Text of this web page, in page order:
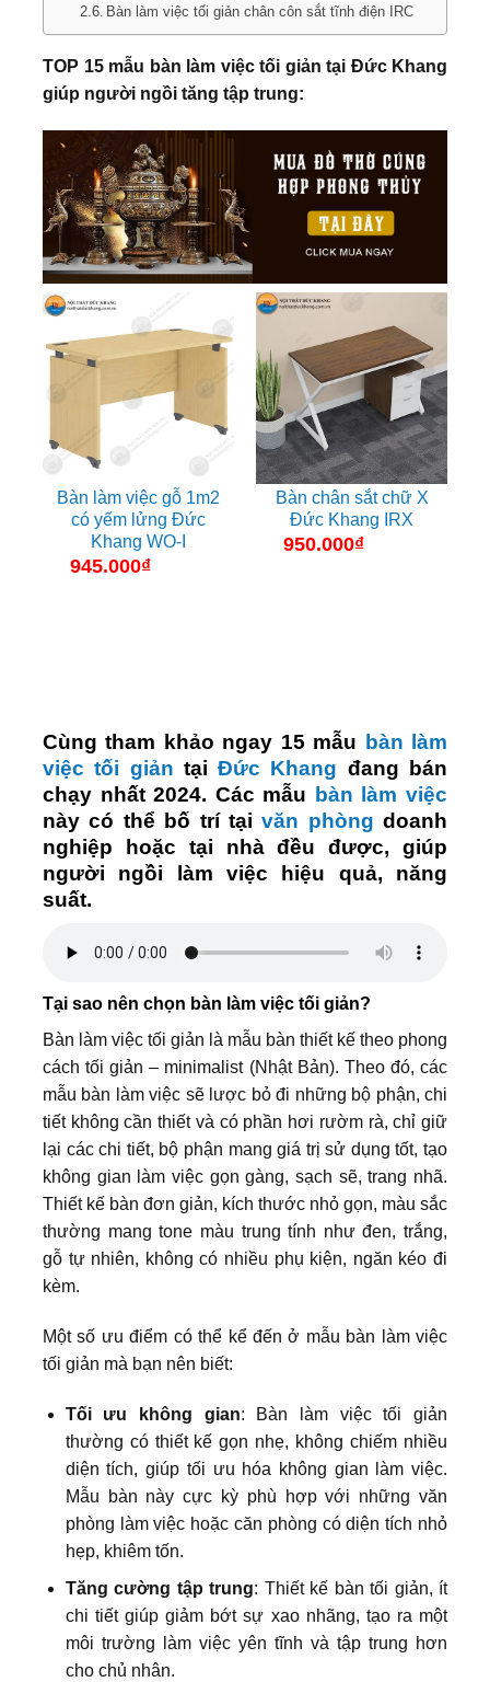
Bàn làm việc tối giản chân côn sắt tĩnh điện IRC
TOP 15 mẫu bàn làm việc tối giản tại Đức Khang
giúp người ngồi tăng tập trung:
Bàn làm việc gỗ 1m2
có yếm lửng Đức
Khang WO-I
945.000₫
Bàn chân sắt chữ X
Đức Khang IRX
950.000₫
Cùng tham khảo ngay 15 mẫu bàn làm
việc tối giản tạiĐức Khang đang bán
chạy nhất 2024. Các mẫu bàn làm việc
này có thể bố trí tạivăn phòng doanh
nghiệp hoặc tại nhà đều được, giúp
người ngồi làm việc hiệu quả, năng
suất.
Tại sao nên chọn bàn làm việc tối giản?
Bàn làm việc tối giản là mẫu bàn thiết kế theo phong
cách tối giản – minimalist (Nhật Bản). Theo đó, các
mẫu bàn làm việc sẽ lược bỏ đi những bộ phận, chi
tiết không cần thiết và có phần hơi rườm rà, chỉ giữ
lại các chi tiết, bộ phận mang giá trị sử dụng tốt, tạo
không gian làm việc gọn gàng, sạch sẽ, trang nhã.
Thiết kế bàn đơn giản, kích thước nhỏ gọn, màu sắc
thường mang tone màu trung tính như đen, trắng,
gỗ tự nhiên, không có nhiều phụ kiện, ngăn kéo đi
kèm.
Một số ưu điểm có thể kể đến ở mẫu bàn làm việc
tối giản mà bạn nên biết:
Tối ưu không gian: Bàn làm việc tối giản
thường có thiết kế gọn nhẹ, không chiếm nhiều
diện tích, giúp tối ưu hóa không gian làm việc.
Mẫu bàn này cực kỳ phù hợp với những văn
phòng làm việc hoặc căn phòng có diện tích nhỏ
hẹp, khiêm tốn.
Tăng cường tập trung: Thiết kế bàn tối giản, ít
chi tiết giúp giảm bớt sự xao nhãng, tạo ra một
môi trường làm việc yên tĩnh và tập trung hơn
cho chủ nhân.